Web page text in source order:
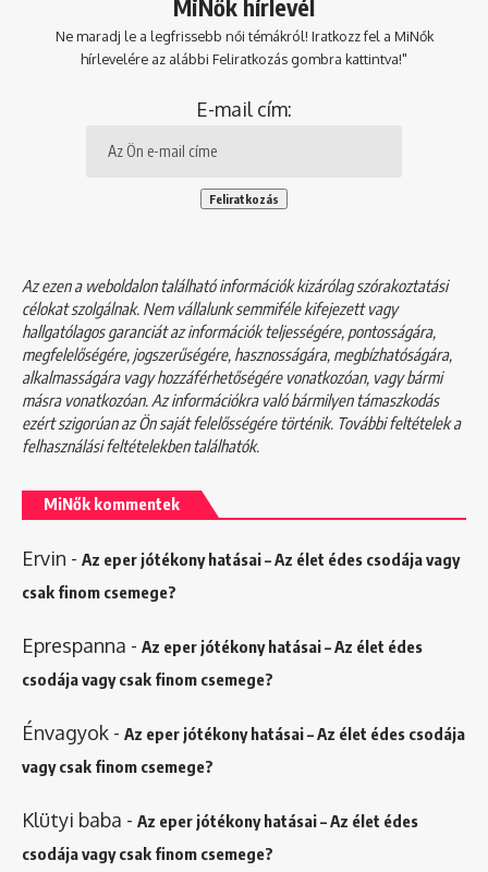
MiNők hírlevél
Ne maradj le a legfrissebb női témákról! Iratkozz fel a MiNők
hírlevelére az alábbi Feliratkozás gombra kattintva!"
E-mail cím:
Az ezen a weboldalon található információk kizárólag szórakoztatási
célokat szolgálnak. Nem vállalunk semmiféle kifejezett vagy
hallgatólagos garanciát az információk teljességére, pontosságára,
megfelelőségére, jogszerűségére, hasznosságára, megbízhatóságára,
alkalmasságára vagy hozzáférhetőségére vonatkozóan, vagy bármi
másra vonatkozóan. Az információkra való bármilyen támaszkodás
ezért szigorúan az Ön saját felelősségére történik. További feltételek a
felhasználási feltételekbentalálhatók.
MiNők kommentek
Ervin - Az eper jótékony hatásai – Az élet édes csodája vagy
csak finom csemege?
Eprespanna - Az eper jótékony hatásai – Az élet édes
csodája vagy csak finom csemege?
Énvagyok - Az eper jótékony hatásai – Az élet édes csodája
vagy csak finom csemege?
Klütyi baba - Az eper jótékony hatásai – Az élet édes
csodája vagy csak finom csemege?